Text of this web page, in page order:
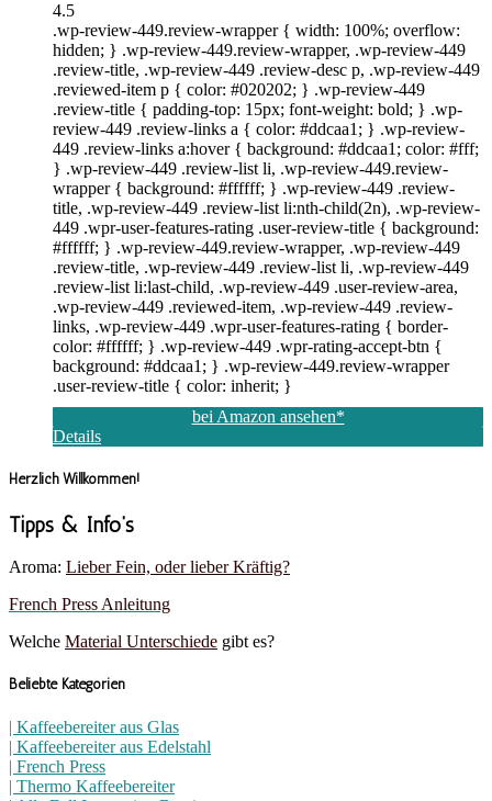
4.5
.wp-review-449.review-wrapper { width: 100%; overflow:
hidden; } .wp-review-449.review-wrapper, .wp-review-449
.review-title, .wp-review-449 .review-desc p, .wp-review-449
.reviewed-item p { color: #020202; } .wp-review-449
.review-title { padding-top: 15px; font-weight: bold; } .wp-
review-449 .review-links a { color: #ddcaa1; } .wp-review-
449 .review-links a:hover { background: #ddcaa1; color: #fff;
} .wp-review-449 .review-list li, .wp-review-449.review-
wrapper { background: #ffffff; } .wp-review-449 .review-
title, .wp-review-449 .review-list li:nth-child(2n), .wp-review-
449 .wpr-user-features-rating .user-review-title { background:
#ffffff; } .wp-review-449.review-wrapper, .wp-review-449
.review-title, .wp-review-449 .review-list li, .wp-review-449
.review-list li:last-child, .wp-review-449 .user-review-area,
.wp-review-449 .reviewed-item, .wp-review-449 .review-
links, .wp-review-449 .wpr-user-features-rating { border-
color: #ffffff; } .wp-review-449 .wpr-rating-accept-btn {
background: #ddcaa1; } .wp-review-449.review-wrapper
.user-review-title { color: inherit; }
bei Amazon ansehen*
Details
Herzlich Willkommen!
Tipps & Info’s
Aroma: Lieber Fein, oder lieber Kräftig?
French Press Anleitung
Welche Material Unterschiede gibt es?
Beliebte Kategorien
| Kaffeebereiter aus Glas
| Kaffeebereiter aus Edelstahl
| French Press
| Thermo Kaffeebereiter